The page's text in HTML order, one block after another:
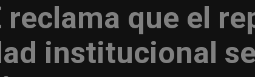
reclama que el
institucional